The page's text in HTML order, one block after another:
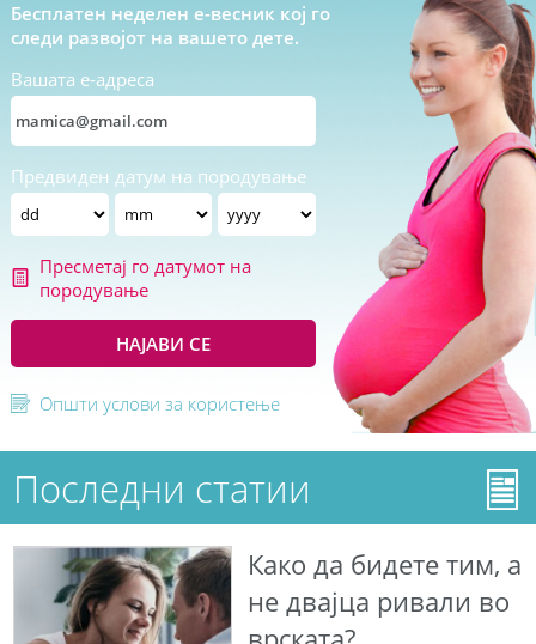
Бесплатен неделен е-весник кој го
следи развојот на вашето дете.
Вашата е-адреса
Предвиден датум на породување
Пресметај го датумот на
породување
НАЈАВИ СЕ
Општи услови за користење
Последни статии
Како да бидете тим, а
не двајца ривали во